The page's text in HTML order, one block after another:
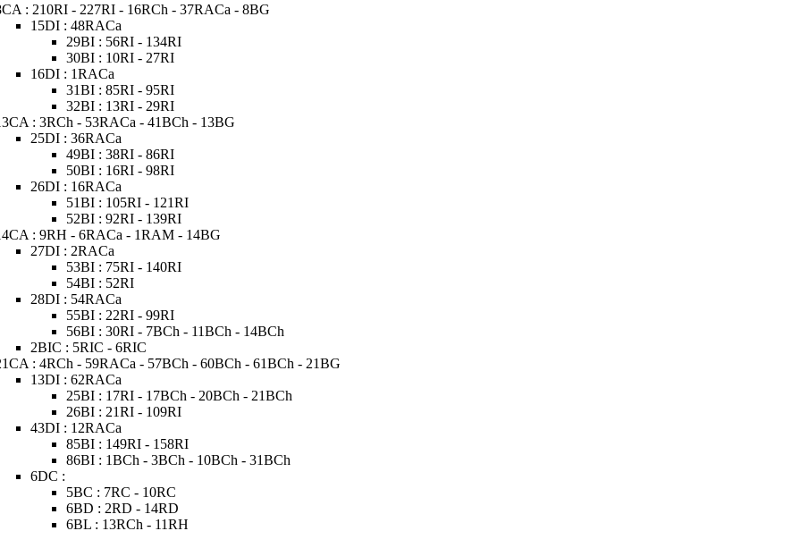
: 210RI - 227RI - 16RCh - 37RACa - 8BG
15DI : 48RACa
29BI : 56RI - 134RI
30BI : 10RI - 27RI
16DI : 1RACa
31BI : 85RI - 95RI
32BI : 13RI - 29RI
: 3RCh - 53RACa - 41BCh - 13BG
25DI : 36RACa
49BI : 38RI - 86RI
50BI : 16RI - 98RI
26DI : 16RACa
51BI : 105RI - 121RI
52BI : 92RI - 139RI
: 9RH - 6RACa - 1RAM - 14BG
27DI : 2RACa
53BI : 75RI - 140RI
54BI : 52RI
28DI : 54RACa
55BI : 22RI - 99RI
56BI : 30RI - 7BCh - 11BCh - 14BCh
2BIC : 5RIC - 6RIC
: 4RCh - 59RACa - 57BCh - 60BCh - 61BCh - 21BG
13DI : 62RACa
25BI : 17RI - 17BCh - 20BCh - 21BCh
26BI : 21RI - 109RI
43DI : 12RACa
85BI : 149RI - 158RI
86BI : 1BCh - 3BCh - 10BCh - 31BCh
6DC :
5BC : 7RC - 10RC
6BD : 2RD - 14RD
6BL : 13RCh - 11RH